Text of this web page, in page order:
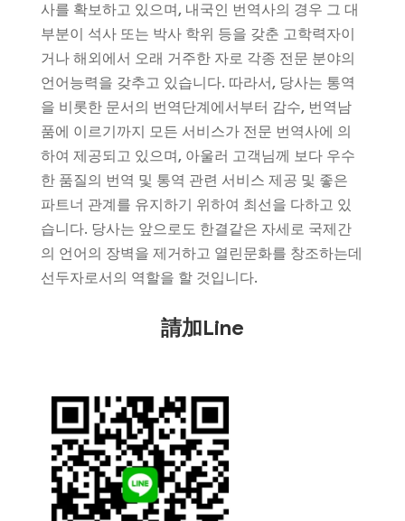
사를 확보하고 있으며, 내국인 번역사의 경우 그 대
부분이 석사 또는 박사 학위 등을 갖춘 고학력자이
거나 해외에서 오래 거주한 자로 각종 전문 분야의
언어능력을 갖추고 있습니다. 따라서, 당사는 통역
을 비롯한 문서의 번역단계에서부터 감수, 번역남
품에 이르기까지 모든 서비스가 전문 번역사에 의
하여 제공되고 있으며, 아울러 고객님께 보다 우수
한 품질의 번역 및 통역 관련 서비스 제공 및 좋은
파트너 관계를 유지하기 위하여 최선을 다하고 있
습니다. 당사는 앞으로도 한결같은 자세로 국제간
의 언어의 장벽을 제거하고 열린문화를 창조하는데
선두자로서의 역할을 할 것입니다.
請加Line